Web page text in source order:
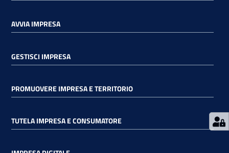
on line
Servizi
AVVIA IMPRESA
GESTISCI IMPRESA
PROMUOVERE IMPRESA E TERRITORIO
TUTELA IMPRESA E CONSUMATORE